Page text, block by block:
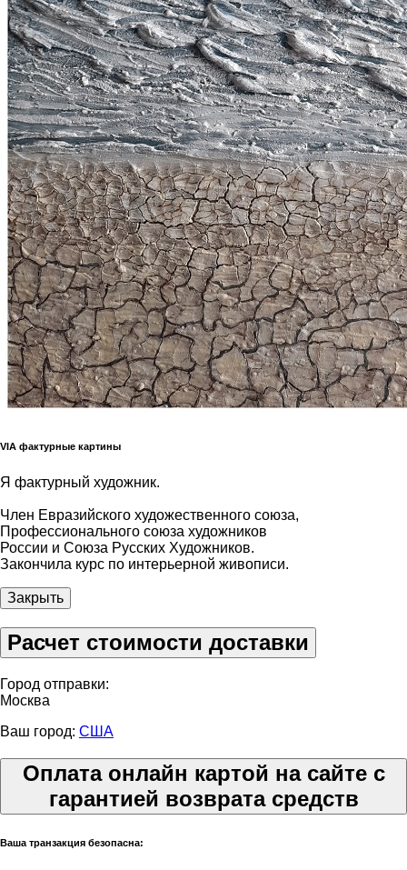
VIA фактурные картины
Я фактурный художник.
Член Евразийского художественного союза,
Профессионального союза художников
России и Союза Русских Художников.
Закончила курс по интерьерной живописи.
Закрыть
Расчет стоимости доставки
Город отправки:
Москва
Ваш город: США
Оплата онлайн картой на сайте с
гарантией возврата средств
Ваша транзакция безопасна: